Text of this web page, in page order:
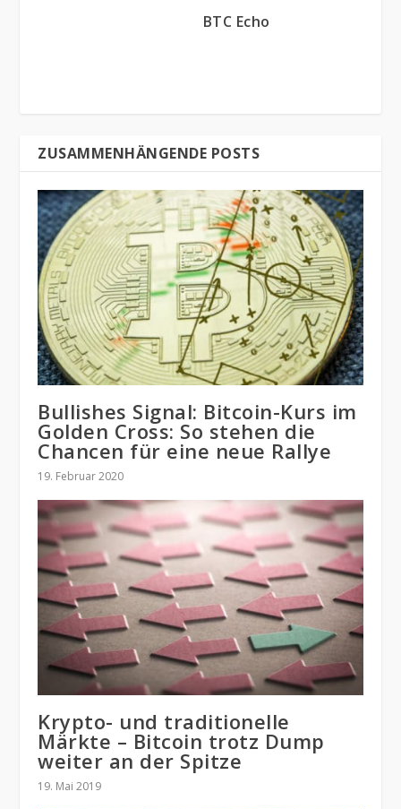
BTC Echo
ZUSAMMENHÄNGENDE POSTS
Bullishes Signal: Bitcoin-Kurs im
Golden Cross: So stehen die
Chancen für eine neue Rallye
19. Februar 2020
Krypto- und traditionelle
Märkte – Bitcoin trotz Dump
weiter an der Spitze
19. Mai 2019